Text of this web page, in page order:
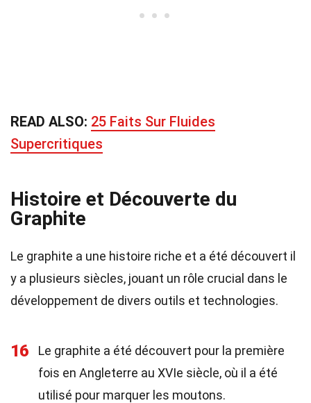
READ ALSO: 25 Faits Sur Fluides
Supercritiques
Histoire et Découverte du
Graphite
Le graphite a une histoire riche et a été découvert il
y a plusieurs siècles, jouant un rôle crucial dans le
développement de divers outils et technologies.
16
Le graphite a été découvert pour la première
fois en Angleterre au XVIe siècle, où il a été
utilisé pour marquer les moutons.